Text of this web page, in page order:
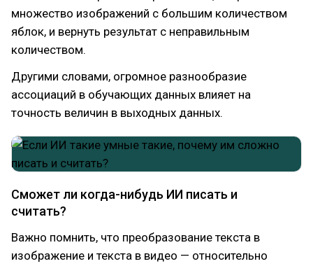
множество изображений с большим количеством
яблок, и вернуть результат с неправильным
количеством.
Другими словами, огромное разнообразие
ассоциаций в обучающих данных влияет на
точность величин в выходных данных.
Сможет ли когда-нибудь ИИ писать и
считать?
Важно помнить, что преобразование текста в
изображение и текста в видео — относительно